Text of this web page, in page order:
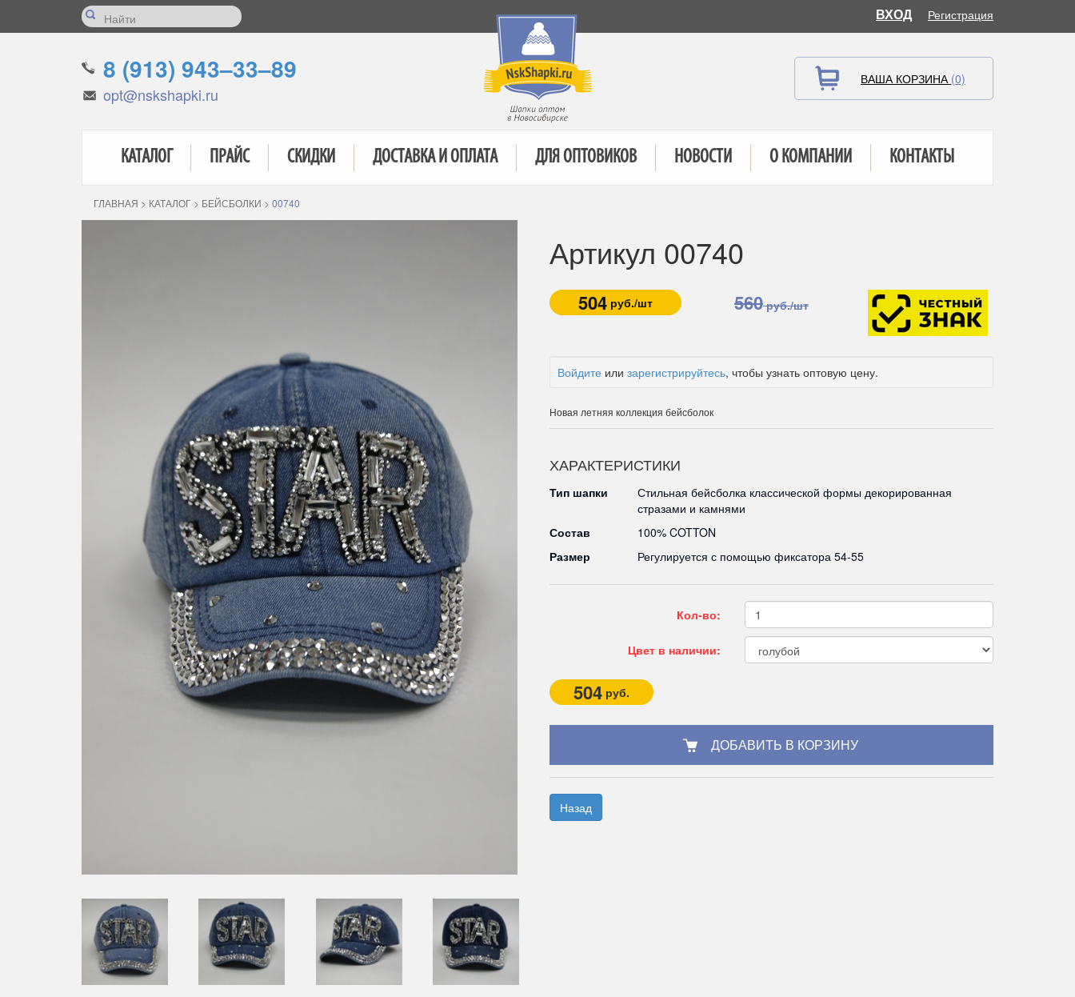
ВХОД Регистрация
8 (913) 943–33–89
opt@nskshapki.ru
ВАША КОРЗИНА (0)
КАТАЛОГ ПРАЙС СКИДКИ ДОСТАВКА И ОПЛАТА ДЛЯ ОПТОВИКОВ НОВОСТИ О КОМПАНИИ КОНТАКТЫ
ГЛАВНАЯ > КАТАЛОГ > БЕЙСБОЛКИ > 00740
Артикул 00740
504 руб./шт 560руб./шт
Войдите или зарегистрируйтесь, чтобы узнать оптовую цену.
Новая летняя коллекция бейсболок
ХАРАКТЕРИСТИКИ
Тип шапки
Стильная бейсболка классической формы декорированная
стразами и камнями
Состав
100% COTTON
Размер
Регулируется с помощью фиксатора 54-55
Кол-во:
Цвет в наличии:
504 руб.
Назад